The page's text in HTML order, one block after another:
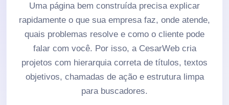
Uma página bem construída precisa explicar
rapidamente o que sua empresa faz, onde atende,
quais problemas resolve e como o cliente pode
falar com você. Por isso, a CesarWeb cria
projetos com hierarquia correta de títulos, textos
objetivos, chamadas de ação e estrutura limpa
para buscadores.